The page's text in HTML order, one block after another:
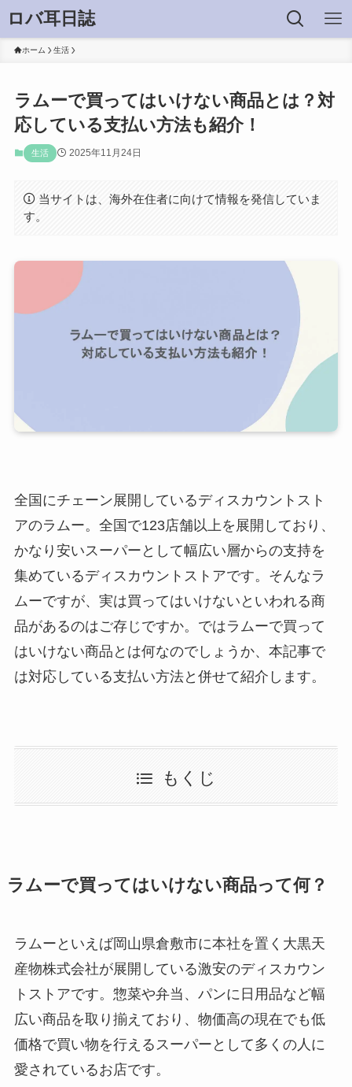
ロバ耳日誌
ホーム 生活
ラムーで買ってはいけない商品とは？対
応している支払い方法も紹介！
生活 2025年11月24日
当サイトは、海外在住者に向けて情報を発信していま
す。
全国にチェーン展開しているディスカウントスト
アのラムー。全国で123店舗以上を展開しており、
かなり安いスーパーとして幅広い層からの支持を
集めているディスカウントストアです。そんなラ
ムーですが、実は買ってはいけないといわれる商
品があるのはご存じですか。ではラムーで買って
はいけない商品とは何なのでしょうか、本記事で
は対応している支払い方法と併せて紹介します。
もくじ
ラムーで買ってはいけない商品って何？
ラムーといえば岡山県倉敷市に本社を置く大黒天
産物株式会社が展開している激安のディスカウン
トストアです。惣菜や弁当、パンに日用品など幅
広い商品を取り揃えており、物価高の現在でも低
価格で買い物を行えるスーパーとして多くの人に
愛されているお店です。